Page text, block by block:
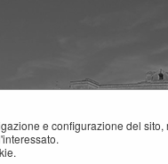
e configurazione del